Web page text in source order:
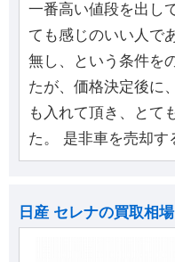
一番高い値段を出し
ても感じのいい人で
無し、という条件を
たが、価格決定後に
も入れて頂き、とて
た。 是非車を売却す
日産 セレナの買取相